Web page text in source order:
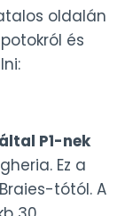
oldalán
és
P1-nek
Ez a
tótól. A